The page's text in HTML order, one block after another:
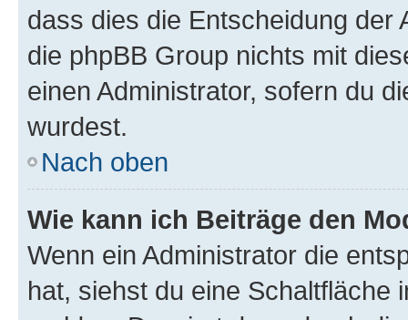
dass dies die Entscheidung der
die phpBB Group nichts mit
einen Administrator, sofern du
wurdest.
Nach oben
Wie kann ich Beiträge den
Wenn ein Administrator die
hat, siehst du eine Schaltfläche